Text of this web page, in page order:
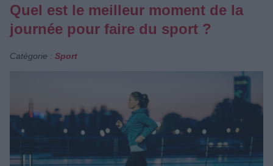
Quel est le meilleur moment de la
journée pour faire du sport ?
Catégorie : Sport